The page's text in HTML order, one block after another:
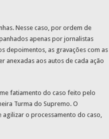
Nesse caso, por ordem de
apenas por jornalistas
depoimentos, as gravações com as
anexadas aos autos de cada ação
fatiamento do caso feito pelo
Turma do Supremo. O
o processamento do caso,